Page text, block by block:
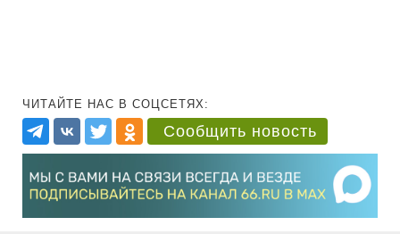
ЧИТАЙТЕ НАС В СОЦСЕТЯХ:
Сообщить новость